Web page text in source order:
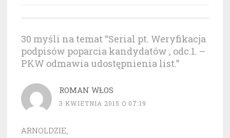
30 myśli na temat “Serial pt. Weryfikacja
podpisów poparcia kandydatów , odc.1. –
PKW odmawia udostępnienia list.”
ROMAN WŁOS
3 KWIETNIA 2015 O 07:19
ARNOLDZIE,